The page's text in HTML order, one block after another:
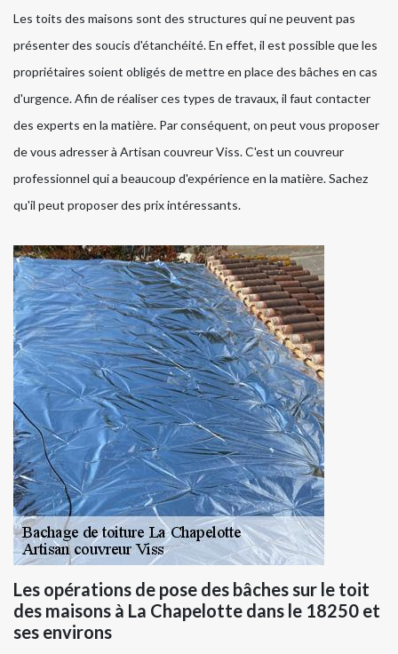
Les toits des maisons sont des structures qui ne peuvent pas
présenter des soucis d'étanchéité. En effet, il est possible que les
propriétaires soient obligés de mettre en place des bâches en cas
d'urgence. Afin de réaliser ces types de travaux, il faut contacter
des experts en la matière. Par conséquent, on peut vous proposer
de vous adresser à Artisan couvreur Viss. C'est un couvreur
professionnel qui a beaucoup d'expérience en la matière. Sachez
qu'il peut proposer des prix intéressants.
Les opérations de pose des bâches sur le toit
des maisons à La Chapelotte dans le 18250 et
ses environs